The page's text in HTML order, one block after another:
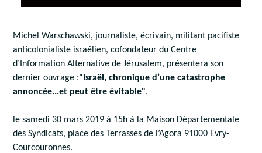
Michel Warschawski, journaliste, écrivain, militant pacifiste
anticolonialiste israélien, cofondateur du Centre
d’Information Alternative de Jérusalem, présentera son
dernier ouvrage :"Israël, chronique d’une catastrophe
annoncée...et peut être évitable",
le samedi 30 mars 2019 à 15h à la Maison Départementale
des Syndicats, place des Terrasses de l’Agora 91000 Evry-
Courcouronnes.